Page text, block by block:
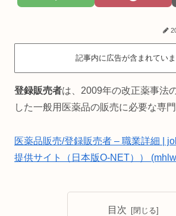
記事内に広告が含まれていま
登録販売者は、2009年の改正薬事法
した一般用医薬品の販売に必要な専門
医薬品販売/登録販売者 – 職業詳細 |
提供サイト（日本版O-NET））
目次